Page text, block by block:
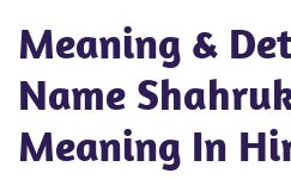
Meaning &
Name
Meaning In